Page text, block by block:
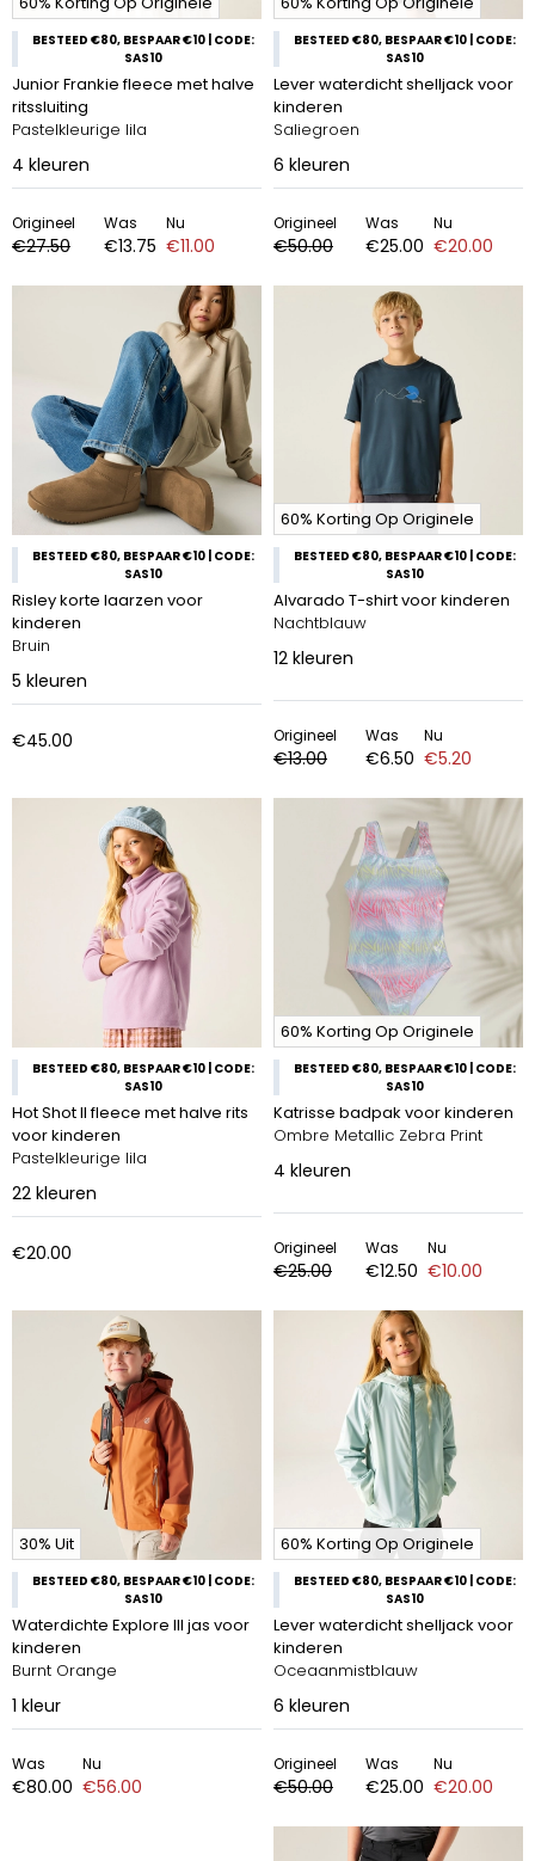
BESTEED €80, BESPAAR €10 | CODE:
SAS10
Junior Frankie fleece met halve
ritssluiting
Pastelkleurige lila
4 kleuren
Origineel
€27.50
Was
€13.75
Nu
€11.00
BESTEED €80, BESPAAR €10 | CODE:
SAS10
Lever waterdicht shelljack voor
kinderen
Saliegroen
6 kleuren
Origineel
€50.00
Was
€25.00
Nu
€20.00
BESTEED €80, BESPAAR €10 | CODE:
SAS10
Risley korte laarzen voor
kinderen
Bruin
5 kleuren
€45.00
60% Korting Op Originele
BESTEED €80, BESPAAR €10 | CODE:
SAS10
Alvarado T-shirt voor kinderen
Nachtblauw
12 kleuren
Origineel
€13.00
Was
€6.50
Nu
€5.20
BESTEED €80, BESPAAR €10 | CODE:
SAS10
Hot Shot II fleece met halve rits
voor kinderen
Pastelkleurige lila
22 kleuren
€20.00
60% Korting Op Originele
BESTEED €80, BESPAAR €10 | CODE:
SAS10
Katrisse badpak voor kinderen
Ombre Metallic Zebra Print
4 kleuren
Origineel
€25.00
Was
€12.50
Nu
€10.00
30% Uit
BESTEED €80, BESPAAR €10 | CODE:
SAS10
Waterdichte Explore III jas voor
kinderen
Burnt Orange
1 kleur
Was
€80.00
Nu
€56.00
60% Korting Op Originele
BESTEED €80, BESPAAR €10 | CODE:
SAS10
Lever waterdicht shelljack voor
kinderen
Oceaanmistblauw
6 kleuren
Origineel
€50.00
Was
€25.00
Nu
€20.00